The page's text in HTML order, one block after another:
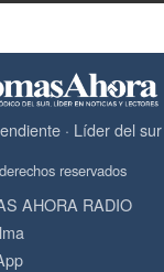
· Líder del
reservados
AHORA RADIO